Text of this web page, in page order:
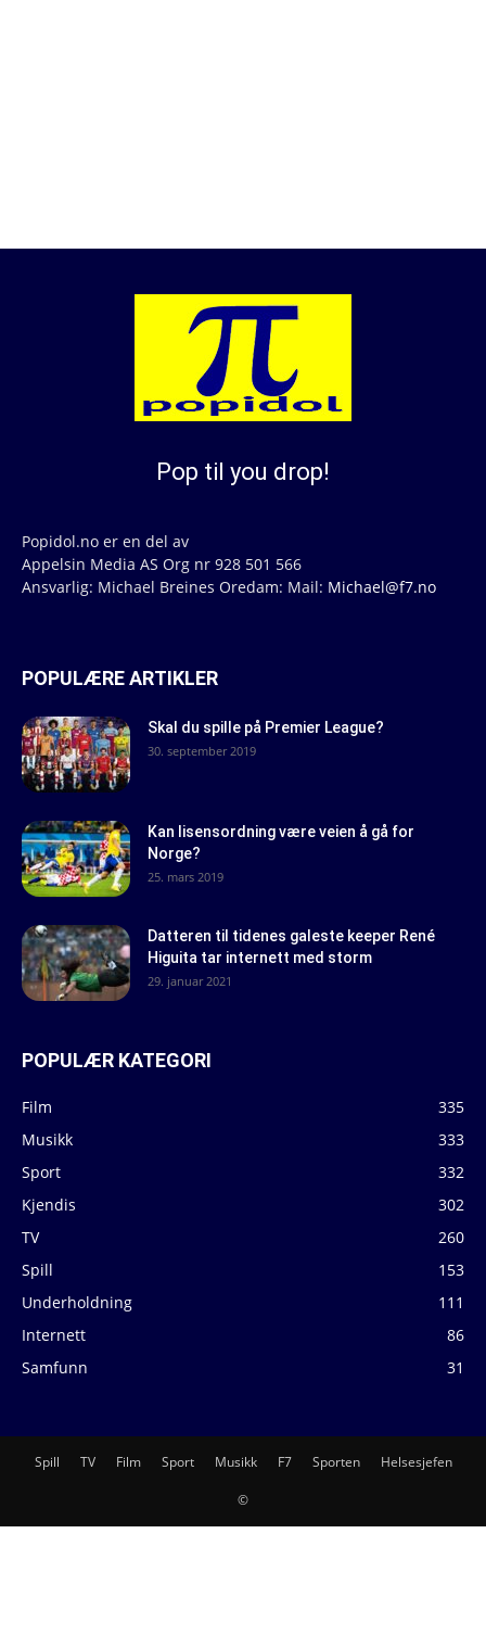
Pop til you drop!
Popidol.no er en del av
Appelsin Media AS Org nr 928 501 566
Ansvarlig: Michael Breines Oredam: Mail: Michael@f7.no
POPULÆRE ARTIKLER
Skal du spille på Premier League?
30. september 2019
Kan lisensordning være veien å gå for
Norge?
25. mars 2019
Datteren til tidenes galeste keeper René
Higuita tar internett med storm
29. januar 2021
POPULÆR KATEGORI
Film
335
Musikk
333
Sport
332
Kjendis
302
TV
260
Spill
153
Underholdning
111
Internett
86
Samfunn
31
Spill TV Film Sport Musikk F7 Sporten Helsesjefen
©